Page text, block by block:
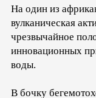
На один из
вулканическая
чрезвычайное
инновационных
воды.
В бочку